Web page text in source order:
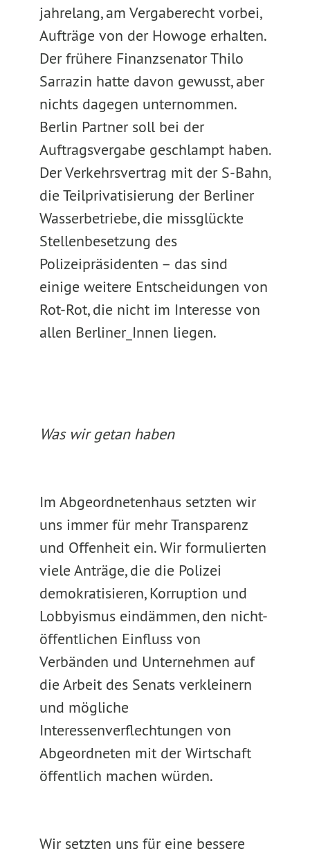
jahrelang, am Vergaberecht vorbei,
Aufträge von der Howoge erhalten.
Der frühere Finanzsenator Thilo
Sarrazin hatte davon gewusst, aber
nichts dagegen unternommen.
Berlin Partner soll bei der
Auftragsvergabe geschlampt haben.
Der Verkehrsvertrag mit der S-Bahn,
die Teilprivatisierung der Berliner
Wasserbetriebe, die missglückte
Stellenbesetzung des
Polizeipräsidenten – das sind
einige weitere Entscheidungen von
Rot-Rot, die nicht im Interesse von
allen Berliner_Innen liegen.
Was wir getan haben
Im Abgeordnetenhaus setzten wir
uns immer für mehr Transparenz
und Offenheit ein. Wir formulierten
viele Anträge, die die Polizei
demokratisieren, Korruption und
Lobbyismus eindämmen, den nicht-
öffentlichen Einfluss von
Verbänden und Unternehmen auf
die Arbeit des Senats verkleinern
und mögliche
Interessenverflechtungen von
Abgeordneten mit der Wirtschaft
öffentlich machen würden.
Wir setzten uns für eine bessere